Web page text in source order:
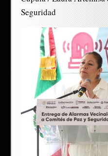
Seguridad